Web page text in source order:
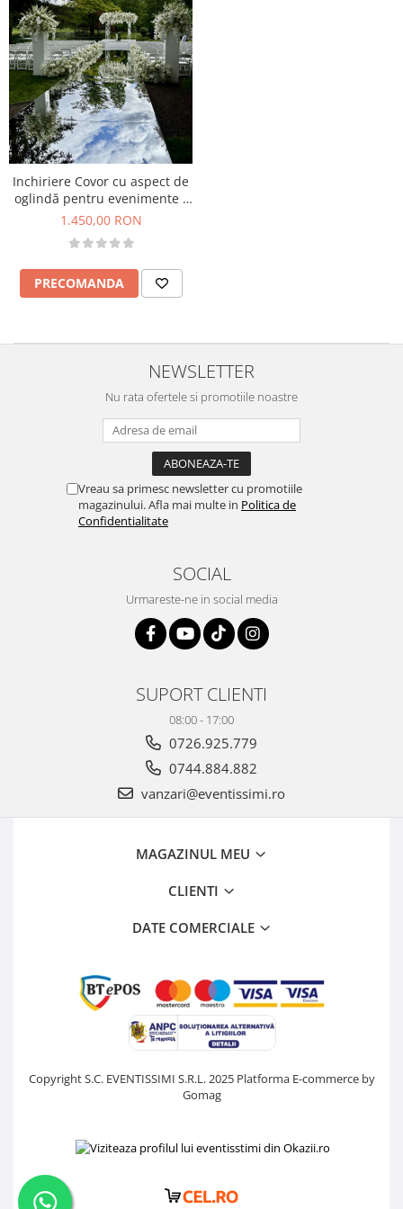
Inchiriere Covor cu aspect de
oglindă pentru evenimente -
Efect spectaculos și elegant
1.450,00 RON
PRECOMANDA
NEWSLETTER
Nu rata ofertele si promotiile noastre
Vreau sa primesc newsletter cu promotiile
magazinului. Afla mai multe in Politica de
Confidentialitate
SOCIAL
Urmareste-ne in social media
SUPORT CLIENTI
08:00 - 17:00
0726.925.779
0744.884.882
vanzari@eventissimi.ro
MAGAZINUL MEU
CLIENTI
DATE COMERCIALE
Copyright S.C. EVENTISSIMI S.R.L. 2025 Platforma E-commerce by
Gomag